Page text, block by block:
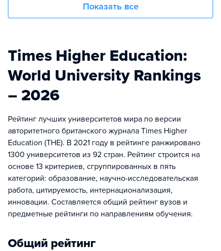
Показать все
Times Higher Education:
World University Rankings
– 2026
Рейтинг лучших университетов мира по версии
авторитетного британского журнала Times Higher
Education (THE). В 2021 году в рейтинге ранжировано
1300 университетов из 92 стран. Рейтинг строится на
основе 13 критериев, сгруппированных в пять
категорий: образование, научно-исследовательская
работа, цитируемость, интернационализация,
инновации. Составляется общий рейтинг вузов и
предметные рейтинги по направлениям обучения.
Общий рейтинг